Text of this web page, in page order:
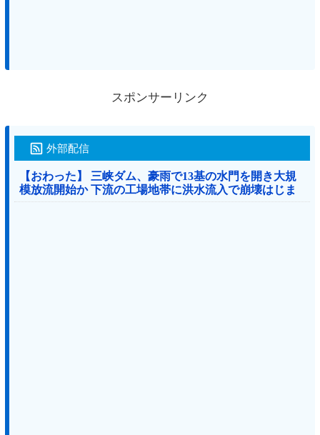
スポンサーリンク
外部配信
【おわった】 三峡ダム、豪雨で13基の水門を開き大規
模放流開始か 下流の工場地帯に洪水流入で崩壊はじま
る